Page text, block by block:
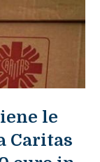
le
Caritas